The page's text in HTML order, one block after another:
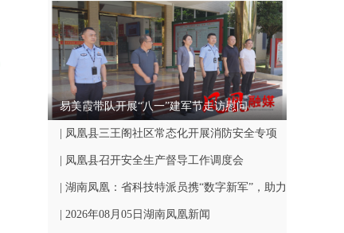
易美霞带队开展“八一”建军节走访慰问
| 凤凰县三王阁社区常态化开展消防安全专项
巡查工作
| 凤凰县召开安全生产督导工作调度会
| 湖南凤凰：省科技特派员携“数字新军”，助力
凤凰文旅发展
| 2026年08月05日湖南凤凰新闻